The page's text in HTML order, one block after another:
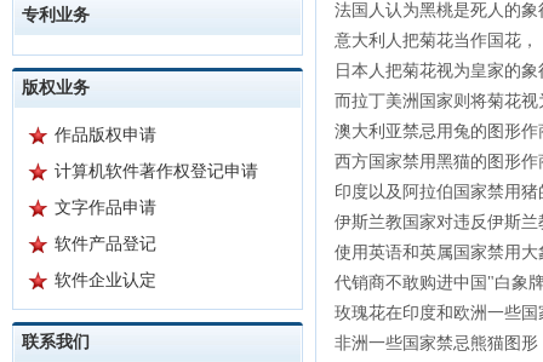
专利业务
版权业务
作品版权申请
计算机软件著作权登记申请
文字作品申请
软件产品登记
软件企业认定
联系我们
法国人认为黑桃是死人的
意大利人把菊花当作国花，
日本人把菊花视为皇家的
而拉丁美洲国家则将菊花
澳大利亚禁忌用兔的图形作
西方国家禁用黑猫的图形作
印度以及阿拉伯国家禁用
伊斯兰教国家对违反伊斯
使用英语和英属国家禁用
代销商不敢购进中国"白象
玫瑰花在印度和欧洲一些
非洲一些国家禁忌熊猫图形